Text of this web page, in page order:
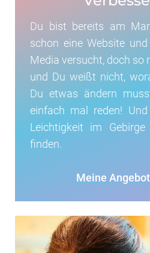
Du bist bereits am
schon eine Website
Media versucht, doch so
und Du weißt nicht,
Du etwas ändern
einfach mal reden!
Leichtigkeit im
finden.
Meine